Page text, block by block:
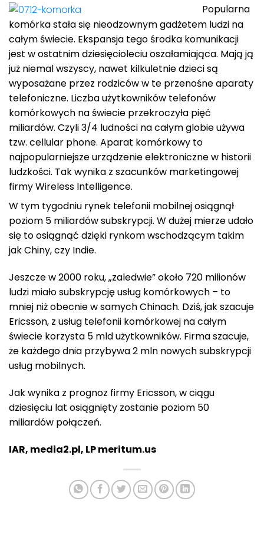
Popularna
komórka stała się nieodzownym gadżetem ludzi na
całym świecie. Ekspansja tego środka komunikacji
jest w ostatnim dziesięcioleciu oszałamiająca. Mają ją
już niemal wszyscy, nawet kilkuletnie dzieci są
wyposażane przez rodziców w te przenośne aparaty
telefoniczne. Liczba użytkowników telefonów
komórkowych na świecie przekroczyła pięć
miliardów. Czyli 3/4 ludności na całym globie używa
tzw. cellular phone. Aparat komórkowy to
najpopularniejsze urządzenie elektroniczne w historii
ludzkości. Tak wynika z szacunków marketingowej
firmy Wireless Intelligence.
W tym tygodniu rynek telefonii mobilnej osiągnął
poziom 5 miliardów subskrypcji. W dużej mierze udało
się to osiągnąć dzięki rynkom wschodzącym takim
jak Chiny, czy Indie.
Jeszcze w 2000 roku, „zaledwie” około 720 milionów
ludzi miało subskrypcję usług komórkowych – to
mniej niż obecnie w samych Chinach. Dziś, jak szacuje
Ericsson, z usług telefonii komórkowej na całym
świecie korzysta 5 mld użytkowników. Firma szacuje,
że każdego dnia przybywa 2 mln nowych subskrypcji
usług mobilnych.
Jak wynika z prognoz firmy Ericsson, w ciągu
dziesięciu lat osiągnięty zostanie poziom 50
miliardów połączeń.
IAR, media2.pl, LP meritum.us